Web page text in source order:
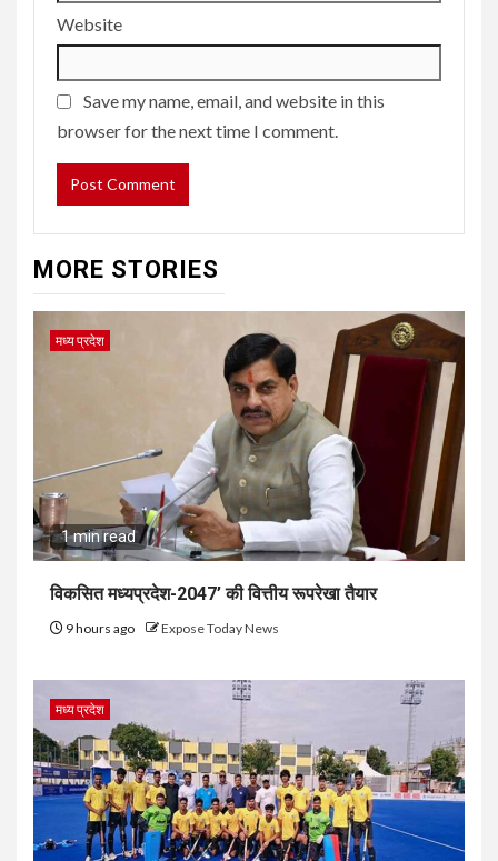
Website
Save my name, email, and website in this
browser for the next time I comment.
MORE STORIES
मध्य प्रदेश
1 min read
विकसित मध्यप्रदेश-2047’ की वित्तीय रूपरेखा तैयार
9 hours ago Expose Today News
मध्य प्रदेश